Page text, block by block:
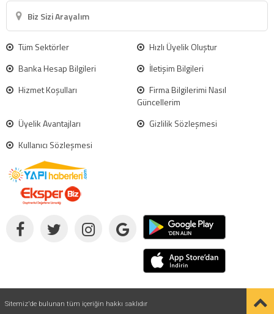
Biz Sizi Arayalım
Tüm Sektörler
Hızlı Üyelik Oluştur
Banka Hesap Bilgileri
İletişim Bilgileri
Hizmet Koşulları
Firma Bilgilerimi Nasıl
Güncellerim
Üyelik Avantajları
Gizlilik Sözleşmesi
Kullanıcı Sözleşmesi
Sitemiz'de bulunan tüm içeriğin hakkı saklıdır